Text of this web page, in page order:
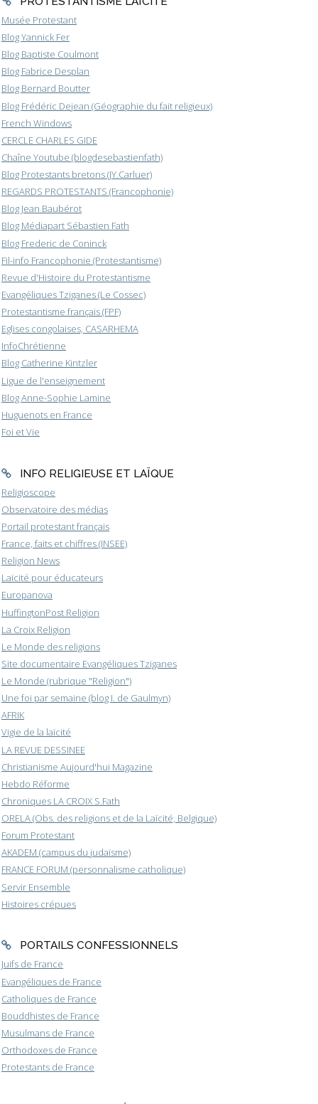
Musée Protestant
Blog Yannick Fer
Blog Baptiste Coulmont
Blog Fabrice Desplan
Blog Bernard Boutter
Blog Frédéric Dejean (Géographie du fait religieux)
French Windows
CERCLE CHARLES GIDE
Chaîne Youtube (blogdesebastienfath)
Blog Protestants bretons (JY.Carluer)
REGARDS PROTESTANTS (Francophonie)
Blog Jean Baubérot
Blog Médiapart Sébastien Fath
Blog Frederic de Coninck
Fil-info Francophonie (Protestantisme)
Revue d'Histoire du Protestantisme
Evangéliques Tziganes (Le Cossec)
Protestantisme français (FPF)
Eglises congolaises, CASARHEMA
InfoChrétienne
Blog Catherine Kintzler
Ligue de l'enseignement
Blog Anne-Sophie Lamine
Huguenots en France
Foi et Vie
INFO RELIGIEUSE ET LAÏQUE
Religioscope
Observatoire des médias
Portail protestant français
France, faits et chiffres (INSEE)
Religion News
Laïcité pour éducateurs
Europanova
HuffingtonPost Religion
La Croix Religion
Le Monde des religions
Site documentaire Evangéliques Tziganes
Le Monde (rubrique "Religion")
Une foi par semaine (blog I. de Gaulmyn)
AFRIK
Vigie de la laïcité
LA REVUE DESSINEE
Christianisme Aujourd'hui Magazine
Hebdo Réforme
Chroniques LA CROIX S.Fath
ORELA (Obs. des religions et de la Laïcité, Belgique)
Forum Protestant
AKADEM (campus du judaïsme)
FRANCE FORUM (personnalisme catholique)
Servir Ensemble
Histoires crépues
PORTAILS CONFESSIONNELS
Juifs de France
Evangéliques de France
Catholiques de France
Bouddhistes de France
Musulmans de France
Orthodoxes de France
Protestants de France